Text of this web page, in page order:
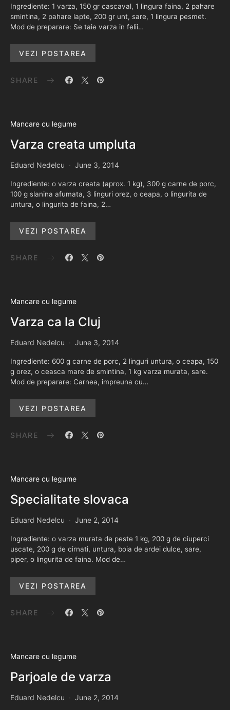
Ingrediente: 1 varza, 150 gr cascaval, 1 lingura faina, 2 pahare
smintina, 2 pahare lapte, 200 gr unt, sare, 1 lingura pesmet.
Mod de preparare: Se taie varza in felii…
VEZI POSTAREA
SHARE
Mancare cu legume
Varza creata umpluta
Eduard Nedelcu June 3, 2014
Ingrediente: o varza creata (aprox. 1 kg), 300 g carne de porc,
100 g slanina afumata, 3 linguri orez, o ceapa, o lingurita de
untura, o lingurita de faina, 2…
VEZI POSTAREA
SHARE
Mancare cu legume
Varza ca la Cluj
Eduard Nedelcu June 3, 2014
Ingrediente: 600 g carne de porc, 2 linguri untura, o ceapa, 150
g orez, o ceasca mare de smintina, 1 kg varza murata, sare.
Mod de preparare: Carnea, impreuna cu…
VEZI POSTAREA
SHARE
Mancare cu legume
Specialitate slovaca
Eduard Nedelcu June 2, 2014
Ingrediente: o varza murata de peste 1 kg, 200 g de ciuperci
uscate, 200 g de cirnati, untura, boia de ardei dulce, sare,
piper, o lingurita de faina. Mod de…
VEZI POSTAREA
SHARE
Mancare cu legume
Parjoale de varza
Eduard Nedelcu June 2, 2014